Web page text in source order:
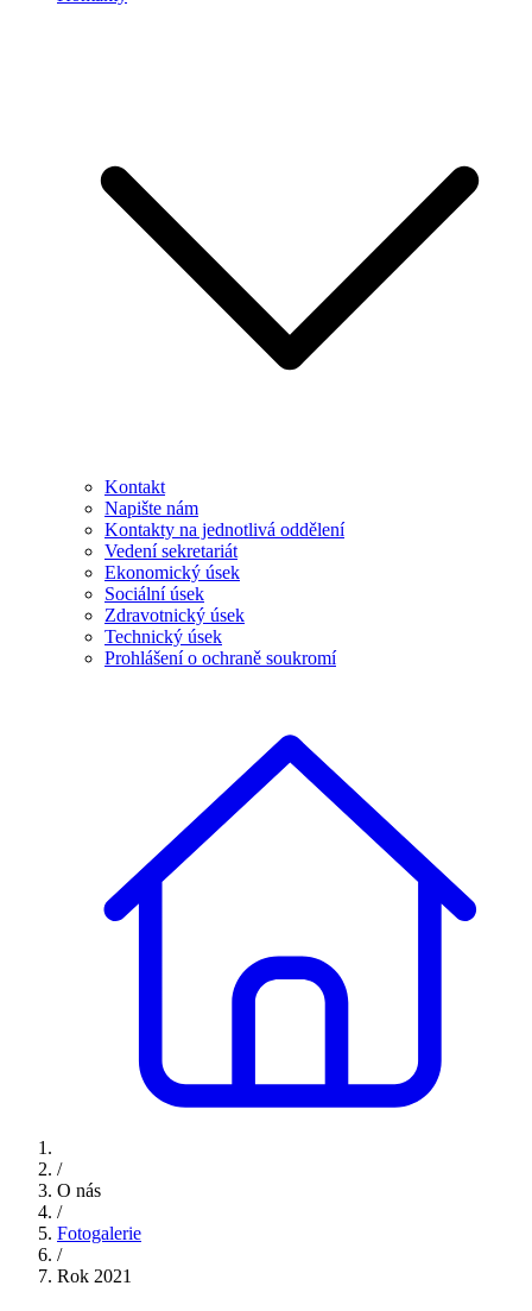
Kontakt
Napište nám
Kontakty na jednotlivá oddělení
Vedení sekretariát
Ekonomický úsek
Sociální úsek
Zdravotnický úsek
Technický úsek
Prohlášení o ochraně soukromí
/
O nás
/
Fotogalerie
/
Rok 2021